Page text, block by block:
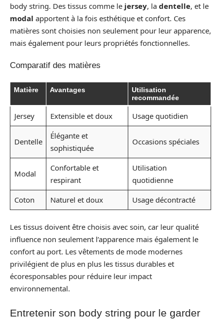
body string. Des tissus comme le jersey, la dentelle, et le
modal apportent à la fois esthétique et confort. Ces
matières sont choisies non seulement pour leur apparence,
mais également pour leurs propriétés fonctionnelles.
Comparatif des matières
Matière Avantages
Utilisation
recommandée
Jersey Extensible et doux Usage quotidien
Dentelle
Élégante et
sophistiquée
Occasions spéciales
Modal
Confortable et
respirant
Utilisation
quotidienne
Coton
Naturel et doux Usage décontracté
Les tissus doivent être choisis avec soin, car leur qualité
influence non seulement l’apparence mais également le
confort au port. Les vêtements de mode modernes
privilégient de plus en plus les tissus durables et
écoresponsables pour réduire leur impact
environnemental.
Entretenir son body string pour le garder